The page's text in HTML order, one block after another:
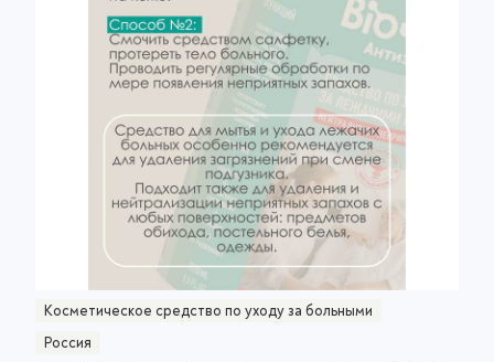
Косметическое средство по уходу за больными
Россия